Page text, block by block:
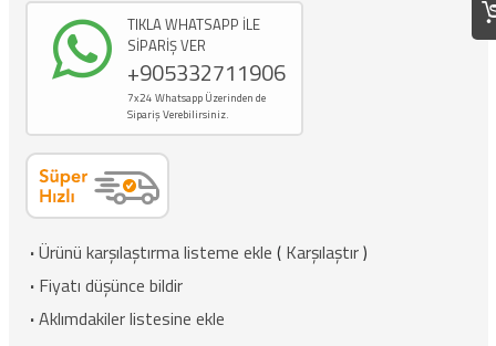
TIKLA WHATSAPP İLE
SİPARİŞ VER
+905332711906
7x24 Whatsapp Üzerinden de
Sipariş Verebilirsiniz.
·Ürünü karşılaştırma listeme ekle ( Karşılaştır)
· Fiyatı düşünce bildir
·Aklımdakiler listesine ekle